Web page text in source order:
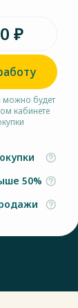
₽
можно будет
кабинете
50%